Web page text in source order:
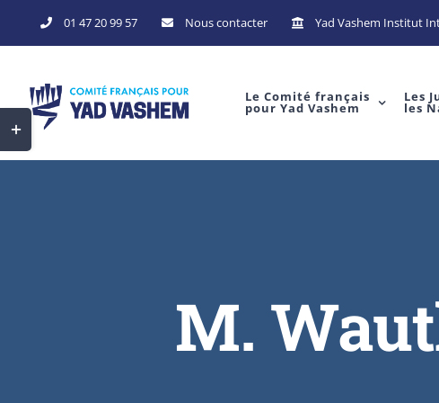
to
01 47 20 99 57 Nous contacter Yad Vashem Institut
Le Comité français
pour Yad Vashem
Les
les
M.
Toggle
Sliding